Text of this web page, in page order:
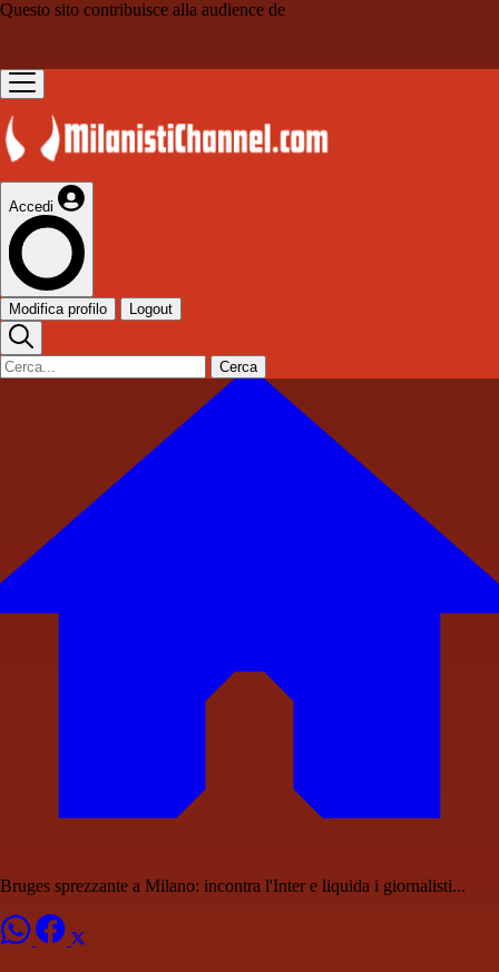
Questo sito contribuisce alla audience de
Accedi
Modifica profilo Logout
Cerca
Bruges sprezzante a Milano: incontra l'Inter e liquida i giornalisti...